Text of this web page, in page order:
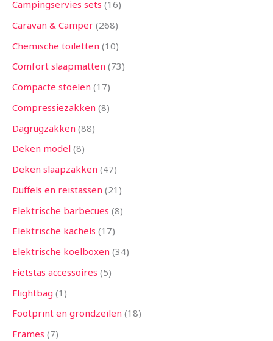
Campingservies sets 16
Caravan & Camper 268
Chemische toiletten 10
Comfort slaapmatten 73
Compacte stoelen 17
Compressiezakken 8
Dagrugzakken 88
Deken model 8
Deken slaapzakken 47
Duffels en reistassen 21
Elektrische barbecues 8
Elektrische kachels 17
Elektrische koelboxen 34
Fietstas accessoires 5
Flightbag 1
Footprint en grondzeilen 18
Frames 7